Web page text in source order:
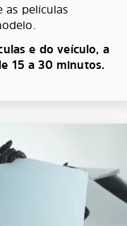
películas
e do veículo, a
15 a 30 minutos.